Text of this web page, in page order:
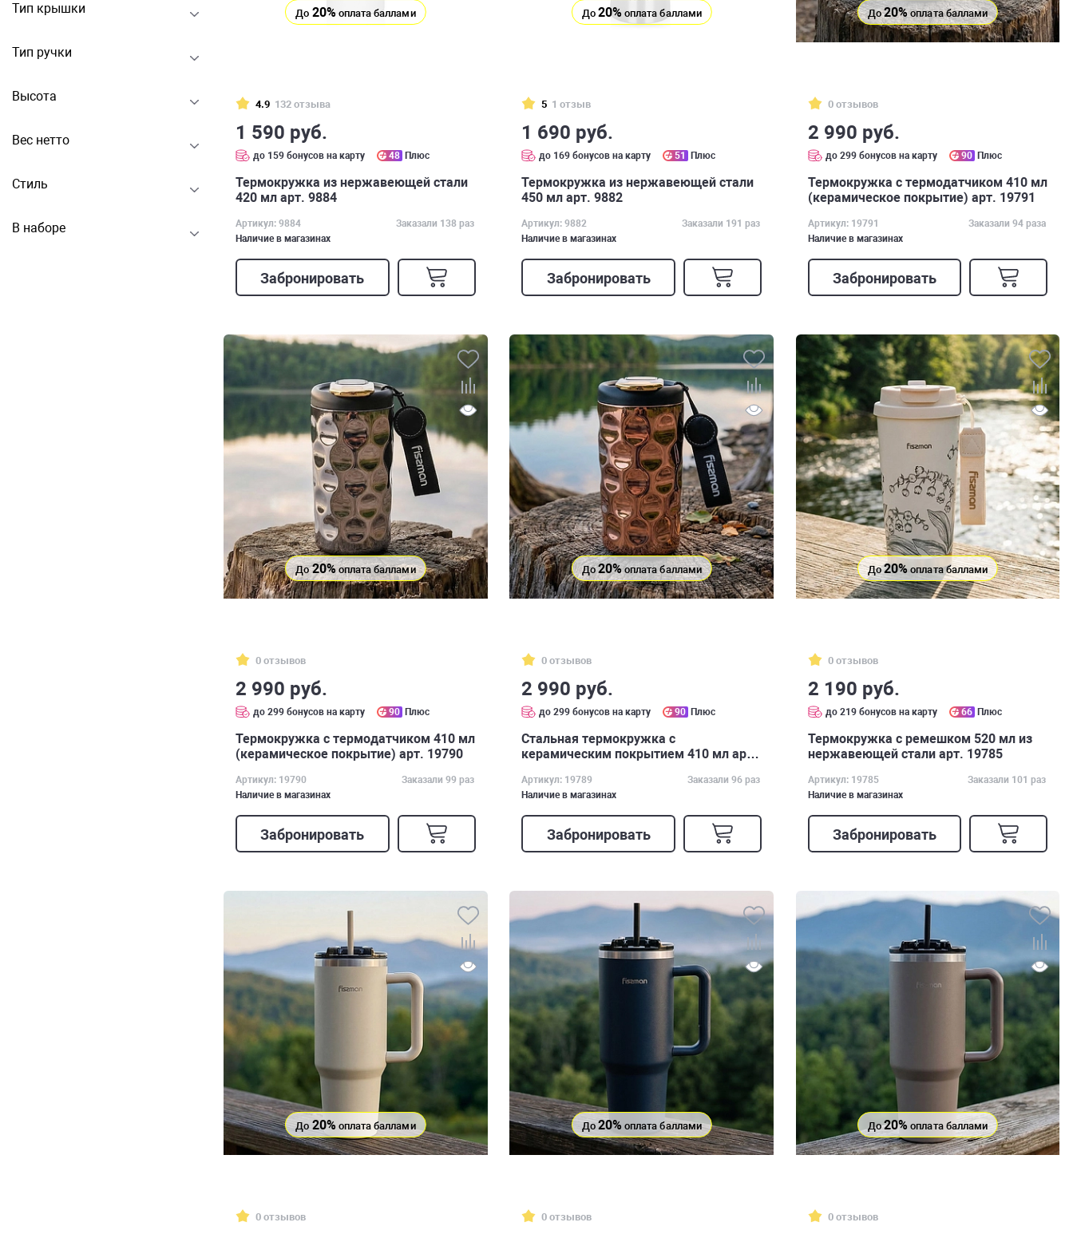
Тип крышки
Тип ручки
Высота
Вес нетто
Стиль
В наборе
До 20%оплата баллами
4.9 132 отзыва
1 590 руб.
до 159 бонусов на карту 48 Плюс
Термокружка из нержавеющей стали
420 мл арт. 9884
Артикул: 9884
Заказали 138 раз
Наличие в магазинах
Забронировать
До 20% оплата баллами
5 1 отзыв
1 690 руб.
до 169 бонусов на карту 51 Плюс
Термокружка из нержавеющей стали
450 мл арт. 9882
Артикул: 9882
Заказали 191 раз
Наличие в магазинах
Забронировать
До20% оплата баллами
0 отзывов
2 990 руб.
до 299 бонусов на карту 90 Плюс
Термокружка с термодатчиком 410 мл
(керамическое покрытие) арт. 19791
Артикул: 19791
Заказали 94 раза
Наличие в магазинах
Забронировать
До20%оплата баллами
0 отзывов
2 990 руб.
до 299 бонусов на карту 90 Плюс
Термокружка с термодатчиком 410 мл
(керамическое покрытие) арт. 19790
Артикул: 19790
Заказали 99 раз
Наличие в магазинах
Забронировать
До20%оплата баллами
0 отзывов
2 990 руб.
до 299 бонусов на карту 90 Плюс
Стальная термокружка с
керамическим покрытием 410 мл арт.
Артикул: 19789
Заказали 96 раз
Наличие в магазинах
Забронировать
До20% оплата баллами
0 отзывов
2 190 руб.
до 219 бонусов на карту 66 Плюс
Термокружка с ремешком 520 мл из
нержавеющей стали арт. 19785
Артикул: 19785
Заказали 101 раз
Наличие в магазинах
Забронировать
До 20% оплата баллами
0 отзывов
До 20% оплата баллами
0 отзывов
До20% оплата баллами
0 отзывов